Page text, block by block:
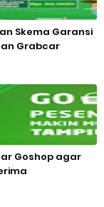
Skema Garansi
Grabcar
Goshop agar